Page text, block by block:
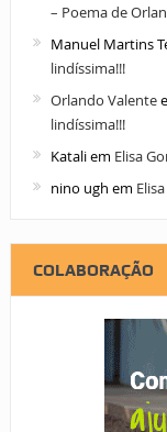
– Poema de
Manuel Martins
lindíssima!!!
Orlando Valente
lindíssima!!!
Kataliem Elisa
nino ugh em
COLABORAÇÃO